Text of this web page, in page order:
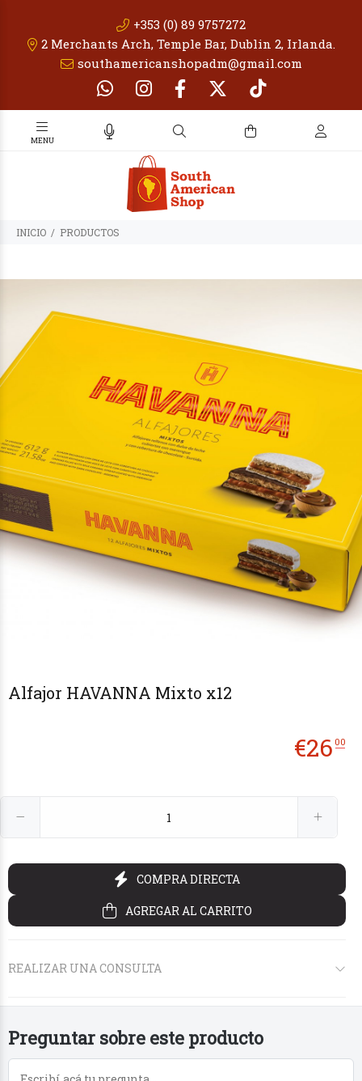
+353 (0) 89 9757272
2 Merchants Arch, Temple Bar, Dublin 2, Irlanda.
southamericanshopadm@gmail.com
INICIO PRODUCTOS
Alfajor HAVANNA Mixto x12
€26 00
COMPRA DIRECTA
AGREGAR AL CARRITO
REALIZAR UNA CONSULTA
Preguntar sobre este producto
€14 €14 €26